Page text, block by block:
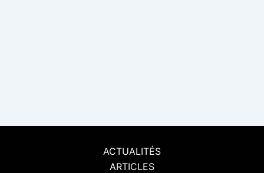
ACTUALITÉS
ARTICLES